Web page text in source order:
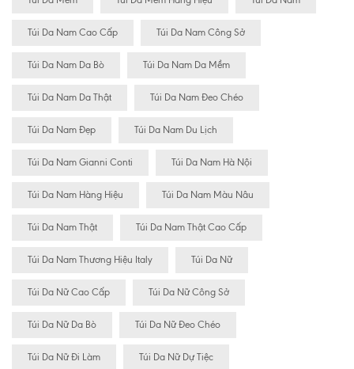
Túi Da Nam Cao Cấp Túi Da Nam Công Sở
Túi Da Nam Da Bò Túi Da Nam Da Mềm
Túi Da Nam Da Thật Túi Da Nam Đeo Chéo
Túi Da Nam Đẹp Túi Da Nam Du Lịch
Túi Da Nam Gianni Conti Túi Da Nam Hà Nội
Túi Da Nam Hàng Hiệu Túi Da Nam Màu Nâu
Túi Da Nam Thật Túi Da Nam Thật Cao Cấp
Túi Da Nam Thương Hiệu Italy Túi Da Nữ
Túi Da Nữ Cao Cấp Túi Da Nữ Công Sở
Túi Da Nữ Da Bò Túi Da Nữ Đeo Chéo
Túi Da Nữ Đi Làm Túi Da Nữ Dự Tiệc